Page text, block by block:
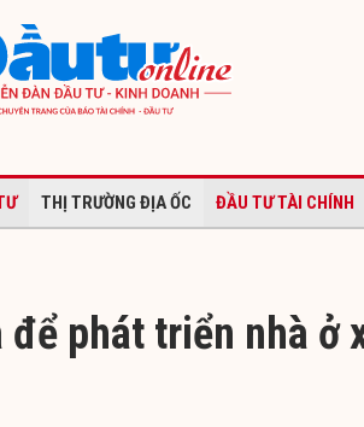
THỊ TRƯỜNG ĐỊA ỐC ĐẦU TƯ TÀI CHÍNH
phát triển nhà ở